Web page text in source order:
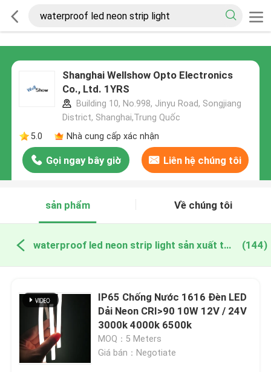
Shanghai Wellshow Opto Electronics
Co., Ltd. 1YRS
Building 10, No.998, Jinyu Road, Songjiang
District, Shanghai,Trung Quốc
5.0
Nhà cung cấp xác nhận
Gọi ngay bây giờ Liên hệ chúng tôi
sản phẩm Về chúng tôi
waterproof led neon strip light sản xuất trực tuyến (144)
IP65 Chống Nước 1616 Đèn LED
Dải Neon CRI>90 10W 12V / 24V
3000k 4000k 6500k
MOQ：5 Meters
Giá bán：Negotiate